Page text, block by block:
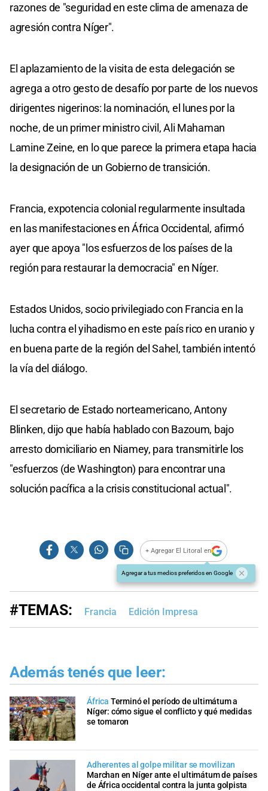
razones de "seguridad en este clima de amenaza de
agresión contra Níger".
El aplazamiento de la visita de esta delegación se
agrega a otro gesto de desafío por parte de los nuevos
dirigentes nigerinos: la nominación, el lunes por la
noche, de un primer ministro civil, Ali Mahaman
Lamine Zeine, en lo que parece la primera etapa hacia
la designación de un Gobierno de transición.
Francia, expotencia colonial regularmente insultada
en las manifestaciones en África Occidental, afirmó
ayer que apoya "los esfuerzos de los países de la
región para restaurar la democracia" en Níger.
Estados Unidos, socio privilegiado con Francia en la
lucha contra el yihadismo en este país rico en uranio y
en buena parte de la región del Sahel, también intentó
la vía del diálogo.
El secretario de Estado norteamericano, Antony
Blinken, dijo que había hablado con Bazoum, bajo
arresto domiciliario en Niamey, para transmitirle los
"esfuerzos (de Washington) para encontrar una
solución pacífica a la crisis constitucional actual".
+ Agregar El Litoral en
Agregar a tus medios preferidos en Google
#TEMAS: Francia Edición Impresa
Además tenés que leer:
África Terminó el período de ultimátum a
Níger: cómo sigue el conflicto y qué medidas
se tomaron
Adherentes al golpe militar se movilizan
Marchan en Níger ante el ultimátum de países
de África occidental contra la junta golpista